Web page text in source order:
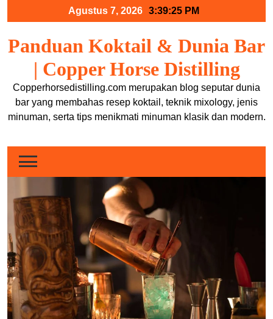
Agustus 7, 2026 3:39:25 PM
Panduan Koktail & Dunia Bar
| Copper Horse Distilling
Copperhorsedistilling.com merupakan blog seputar dunia
bar yang membahas resep koktail, teknik mixology, jenis
minuman, serta tips menikmati minuman klasik dan modern.